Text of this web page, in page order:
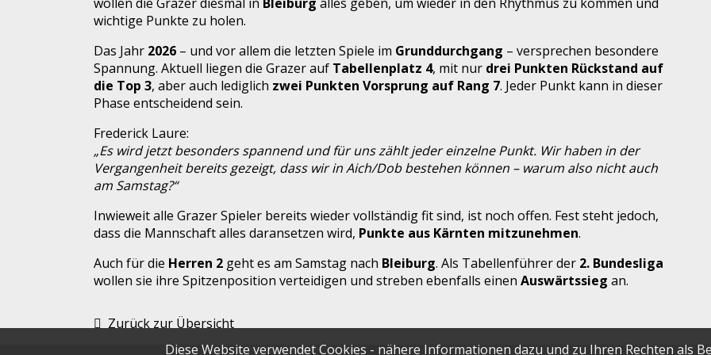
wichtige Punkte zu holen.
Das Jahr 2026 – und vor allem die letzten Spiele im Grunddurchgang – versprechen besondere
Spannung. Aktuell liegen die Grazer auf Tabellenplatz 4, mit nur drei Punkten Rückstand auf
die Top 3, aber auch lediglich zwei Punkten Vorsprung auf Rang 7. Jeder Punkt kann in dieser
Phase entscheidend sein.
Frederick Laure:
„Es wird jetzt besonders spannend und für uns zählt jeder einzelne Punkt. Wir haben in der
Vergangenheit bereits gezeigt, dass wir in Aich/Dob bestehen können – warum also nicht auch
am Samstag?“
Inwieweit alle Grazer Spieler bereits wieder vollständig fit sind, ist noch offen. Fest steht jedoch,
dass die Mannschaft alles daransetzen wird, Punkte aus Kärnten mitzunehmen.
Auch für die Herren 2 geht es am Samstag nach Bleiburg. Als Tabellenführer der 2. Bundesliga
wollen sie ihre Spitzenposition verteidigen und streben ebenfalls einen Auswärtssieg an.
Zurück zur Übersicht
Diese Website verwendet Cookies - nähere Informationen dazu und zu Ihren Rechten als